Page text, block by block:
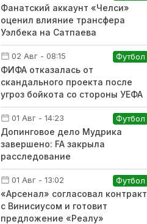
Фанатский аккаунт «Челси»
оценил влияние трансфера
Уэлбека на Сатпаева
02 Авг - 08:15 Футбол
ФИФА отказалась от
скандального проекта после
угроз бойкота со стороны УЕФА
01 Авг - 14:23 Футбол
Допинговое дело Мудрика
завершено: FA закрыла
расследование
01 Авг - 13:02 Футбол
«Арсенал» согласовал контракт
с Винисиусом и готовит
предложение «Реалу»